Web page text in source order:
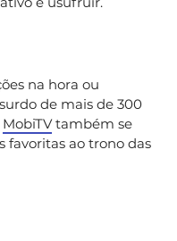
na hora ou
de mais de 300
MobiTVtambém se
favoritas ao trono das